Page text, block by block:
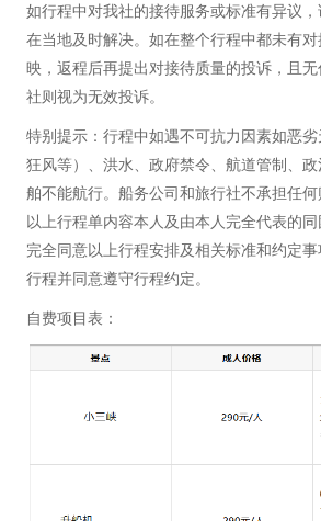
如行程中对我社的接待服务或标准有异议
在当地及时解决。如在整个行程中都未有
映，返程后再提出对接待质量的投诉，且
社则视为无效投诉。
特别提示：行程中如遇不可抗力因素如恶劣
狂风等）、洪水、政府禁令、航道管制、
舶不能航行。船务公司和旅行社不承担任何
以上行程单内容本人及由本人完全代表的同
完全同意以上行程安排及相关标准和约定
行程并同意遵守行程约定。
自费项目表：